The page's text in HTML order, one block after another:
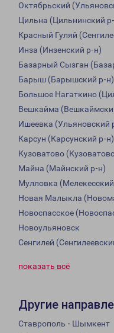
Октябрьский
Цильна (Цильнинский
Красный Гуляй
Инза (Инзенский р-н)
Базарный Сызган
Барыш (Барышский р-н)
Большое Нагаткино
Вешкайма
Ишеевка (Ульяновский
Карсун (Карсунский р-н)
Кузоватово
Майна (Майнский р-н)
Мулловка
Новая Малыкла
Новоспасское
Новоульяновск
Сенгилей
показать всё
Другие
Ставрополь - Шымкент